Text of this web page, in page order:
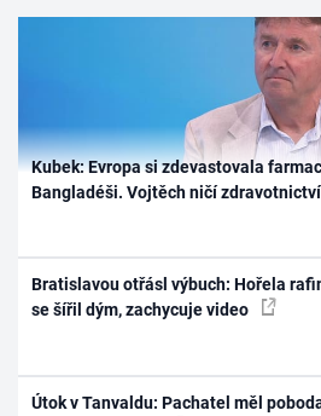
Kubek: Evropa si zdevastovala
Bangladéši. Vojtěch ničí zdravotnictví
Bratislavou otřásl výbuch: Hořela
se šířil dým, zachycuje video
Útok v Tanvaldu: Pachatel měl